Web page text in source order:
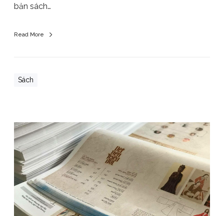
bản sách…
Read More
Sách